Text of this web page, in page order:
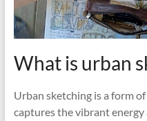
What is urban
Urban sketching is a form
captures the vibrant